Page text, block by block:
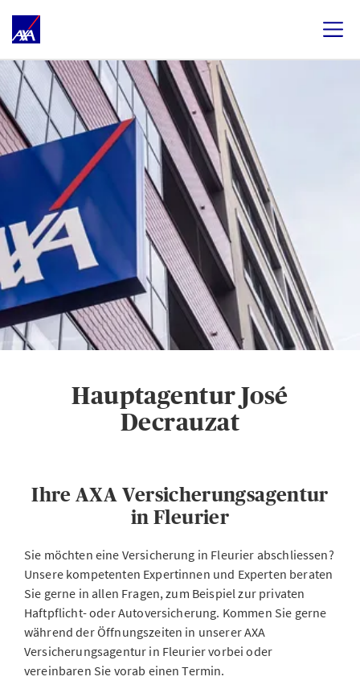
Hauptagentur José
Decrauzat
Ihre AXA Versicherungsagentur
in Fleurier
Sie möchten eine Versicherung in Fleurier abschliessen?
Unsere kompetenten Expertinnen und Experten beraten
Sie gerne in allen Fragen, zum Beispiel zur privaten
Haftpflicht- oder Autoversicherung. Kommen Sie gerne
während der Öffnungszeiten in unserer AXA
Versicherungsagentur in Fleurier vorbei oder
vereinbaren Sie vorab einen Termin.